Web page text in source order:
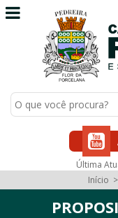
Última
Início